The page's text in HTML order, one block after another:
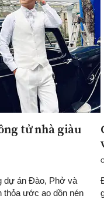
INFOCUS
tử nhà giàu
dự án Đào, Phở và
thỏa ước ao dồn nén